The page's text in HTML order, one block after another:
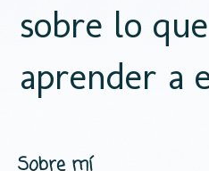
sobre lo
aprender a
Sobre mí